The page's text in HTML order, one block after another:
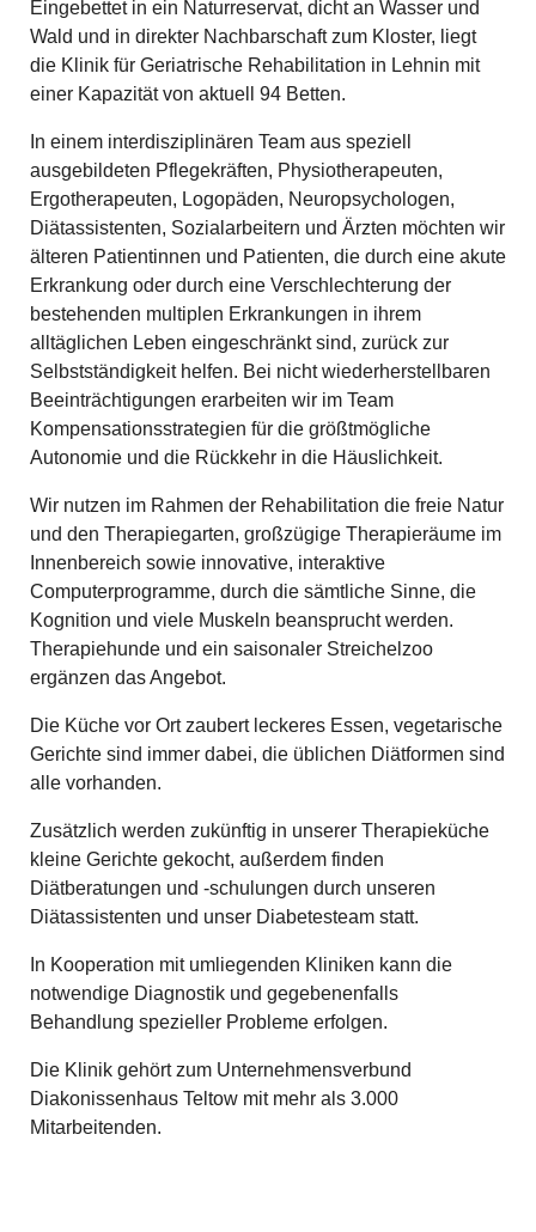
Eingebettet in ein Naturreservat, dicht an Wasser und
Wald und in direkter Nachbarschaft zum Kloster, liegt
die Klinik für Geriatrische Rehabilitation in Lehnin mit
einer Kapazität von aktuell 94 Betten.
In einem interdisziplinären Team aus speziell
ausgebildeten Pflegekräften, Physiotherapeuten,
Ergotherapeuten, Logopäden, Neuropsychologen,
Diätassistenten, Sozialarbeitern und Ärzten möchten wir
älteren Patientinnen und Patienten, die durch eine akute
Erkrankung oder durch eine Verschlechterung der
bestehenden multiplen Erkrankungen in ihrem
alltäglichen Leben eingeschränkt sind, zurück zur
Selbstständigkeit helfen. Bei nicht wiederherstellbaren
Beeinträchtigungen erarbeiten wir im Team
Kompensationsstrategien für die größtmögliche
Autonomie und die Rückkehr in die Häuslichkeit.
Wir nutzen im Rahmen der Rehabilitation die freie Natur
und den Therapiegarten, großzügige Therapieräume im
Innenbereich sowie innovative, interaktive
Computerprogramme, durch die sämtliche Sinne, die
Kognition und viele Muskeln beansprucht werden.
Therapiehunde und ein saisonaler Streichelzoo
ergänzen das Angebot.
Die Küche vor Ort zaubert leckeres Essen, vegetarische
Gerichte sind immer dabei, die üblichen Diätformen sind
alle vorhanden.
Zusätzlich werden zukünftig in unserer Therapieküche
kleine Gerichte gekocht, außerdem finden
Diätberatungen und -schulungen durch unseren
Diätassistenten und unser Diabetesteam statt.
In Kooperation mit umliegenden Kliniken kann die
notwendige Diagnostik und gegebenenfalls
Behandlung spezieller Probleme erfolgen.
Die Klinik gehört zum Unternehmensverbund
Diakonissenhaus Teltow mit mehr als 3.000
Mitarbeitenden.